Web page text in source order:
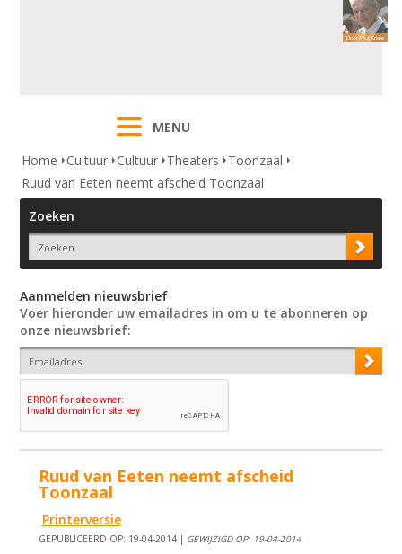
MENU
Home
Cultuur Cultuur Theaters
Toonzaal
Ruud van Eeten neemt afscheid Toonzaal
Zoeken
Aanmelden nieuwsbrief
Voer hieronder uw emailadres in om u te abonneren op
onze nieuwsbrief:
Ruud van Eeten neemt afscheid
Toonzaal
Printerversie
GEPUBLICEERD OP: 19-04-2014 | GEWIJZIGD OP: 19-04-2014